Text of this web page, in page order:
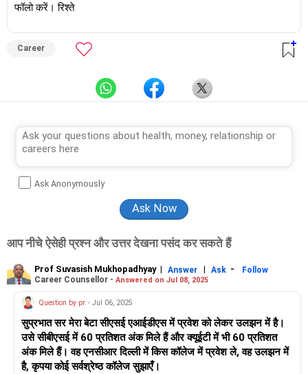
फॉलो करें। रिश्ते
Career
Ask Anonymously
आप नीचे ऐसेही प्रश्न और उत्तर देखना पसंद कर सकते हैं
Prof Suvasish Mukhopadhyay| Answer | Ask -
Follow
Career Counsellor - Answered on Jul 08, 2025
Question by pr - Jul 06, 2025
सुप्रभात सर मेरा बेटा सीएसई एआईडीएस में प्रवेश को लेकर उलझन में है।
उसे सीबीएसई में 60 प्रतिशत अंक मिले हैं और क्यूईटी में भी 60 प्रतिशत
अंक मिले हैं। वह एनसीआर दिल्ली में किस कॉलेज में प्रवेश ले, वह उलझन में
है, कृपया कोई सर्वश्रेष्ठ कॉलेज सुझाएँ।